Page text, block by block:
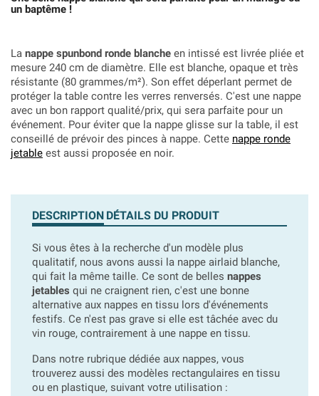
un baptême !
La nappe spunbond ronde blanche en intissé est livrée pliée et
mesure 240 cm de diamètre. Elle est blanche, opaque et très
résistante (80 grammes/m²). Son effet déperlant permet de
protéger la table contre les verres renversés. C'est une nappe
avec un bon rapport qualité/prix, qui sera parfaite pour un
événement. Pour éviter que la nappe glisse sur la table, il est
conseillé de prévoir des pinces à nappe. Cette nappe ronde
jetable est aussi proposée en noir.
DESCRIPTION DÉTAILS DU PRODUIT
Si vous êtes à la recherche d'un modèle plus
qualitatif, nous avons aussi la nappe airlaid blanche,
qui fait la même taille. Ce sont de belles nappes
jetables qui ne craignent rien, c'est une bonne
alternative aux nappes en tissu lors d'événements
festifs. Ce n'est pas grave si elle est tâchée avec du
vin rouge, contrairement à une nappe en tissu.
Dans notre rubrique dédiée aux nappes, vous
trouverez aussi des modèles rectangulaires en tissu
ou en plastique, suivant votre utilisation :